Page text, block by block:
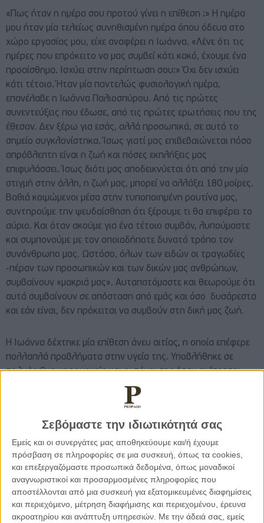
Σεβόμαστε την ιδιωτικότητά σας
Εμείς και οι συνεργάτες μας αποθηκεύουμε και/ή έχουμε
πρόσβαση σε πληροφορίες σε μια συσκευή, όπως τα cookies,
και επεξεργαζόμαστε προσωπικά δεδομένα, όπως μοναδικοί
αναγνωριστικοί και προσαρμοσμένες πληροφορίες που
αποστέλλονται από μια συσκευή για εξατομικευμένες διαφημίσεις
και περιεχόμενο, μέτρηση διαφήμισης και περιεχομένου, έρευνα
ακροατηρίου και ανάπτυξη υπηρεσιών. Με την άδειά σας, εμείς
«Πως ήταν η ημέρα σου προτού γίνει η επίθεση ;» Η ημέρα
μου ήταν μία τελείως συνηθισμένη ημέρα όπου όδευα στο
χώρο εργασίας μου, είχε αναφέρει η Ιωάννα. «Λένε ότι τις
ημέρες που επρόκειτο να μας συμβεί κάτι κακό, έχουμε ένα
προαίσθημα. Ισχύει στην περίπτωση σου;» Όχι δεν ισχύει
κάτι τέτοιο. Ήταν μία παντελώς φυσιολογική ημέρα,
επανέλαβε η Ιωάννα Παλιοσπύρου. Από τις πρώτες
συνεντεύξεις που έδωσε, από τις πρώτες ερωτήσεις που της
έθεσαν. Δεν ξέρω για εσάς, αλλά προσωπικά, σε αυτό το
σημείο συγκλονίστηκα. Ίσως γιατί μας επιβεβαιώνεται πόσο
απρόβλεπτη είναι η ζωή και πόσες εκπλήξεις μας
επιφυλάσσει. Ίσως διότι μας αποδεικνύεται ότι από την μία
στιγμή στην άλλη, η ζωή μας, μπορεί να αλλάξει 180 μοίρες.
Βαθιά κοιμώμενοι μέσα στην τυποποιημένη ρουτίνα μας,
συντηρούμε την ψευδαίσθηση ότι ξέρουμε τι θα επιφέρει το
αύριο. Και όταν ακούμε για ένα τέτοιο συμβάν, λυπούμαστε
και συμπονούμε με τον οποιαδήποτε δυνατό τρόπο τον
συνάνθρωπο μας. Ωστόσο, όλων των ειδών οι τραγωδίες
-πέραν των προσωπικών και των δικών μας ανθρώπων,
συμβαίνουν «μακριά μας». Αυταπατόμαστε και θεωρούμε ότι
αυτά συμβαίνουν σε απόσταση από εμάς και όσο δυσάρεστα
και εάν είναι, δεν πρόκειται να συμβούν στη δική μας ζωή.
Η Ιωάννα δέχτηκε μία επίθεση άνευ αιτίας, η οποία επέφερε
πολλαπλά προβλήματα στην υγεία της. Υποβλήθηκε σε
πολυάριθμα χειρουργεία και οι πόνοι της ήταν αμέτρητοι.
Από την πρώτη στιγμή, μίλησε δημόσια για την κατάσταση
και πορεία της υγείας της. Ωστόσο, είναι προφανές, ότι δεν
πέρασε. Είχε δηλώσει πρόσφατα ότι δεν είχε ποτέ φοβίες. Το
μόνο που την τρόμαζε προτού δεχτεί την επίθεση, ήταν τα
προβλήματα υγείας. Και εμένα το ίδιο. Νομίζω έτσι
αισθανόμαστε όλοι μας.
Αναπάντεχα ερωτήματα σχετικά με την ζωή και την εξέλιξη
της, διατυπώνονται από την ώρα και την στιγμή που μας